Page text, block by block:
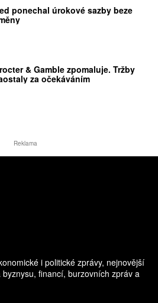
ponechal úrokové sazby beze
& Gamble zpomaluje. Tržby
za očekáváním
Reklama
i politické zprávy, nejnovější
financí, burzovních zpráv a